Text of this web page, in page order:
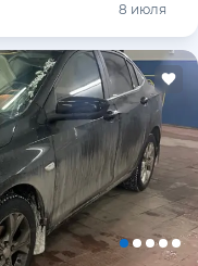
8 июля